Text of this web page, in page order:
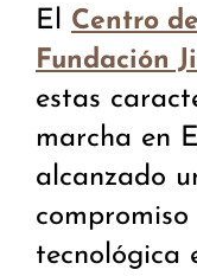
El Centro
Fundación
estas
marcha en
alcanzado
tecnológica